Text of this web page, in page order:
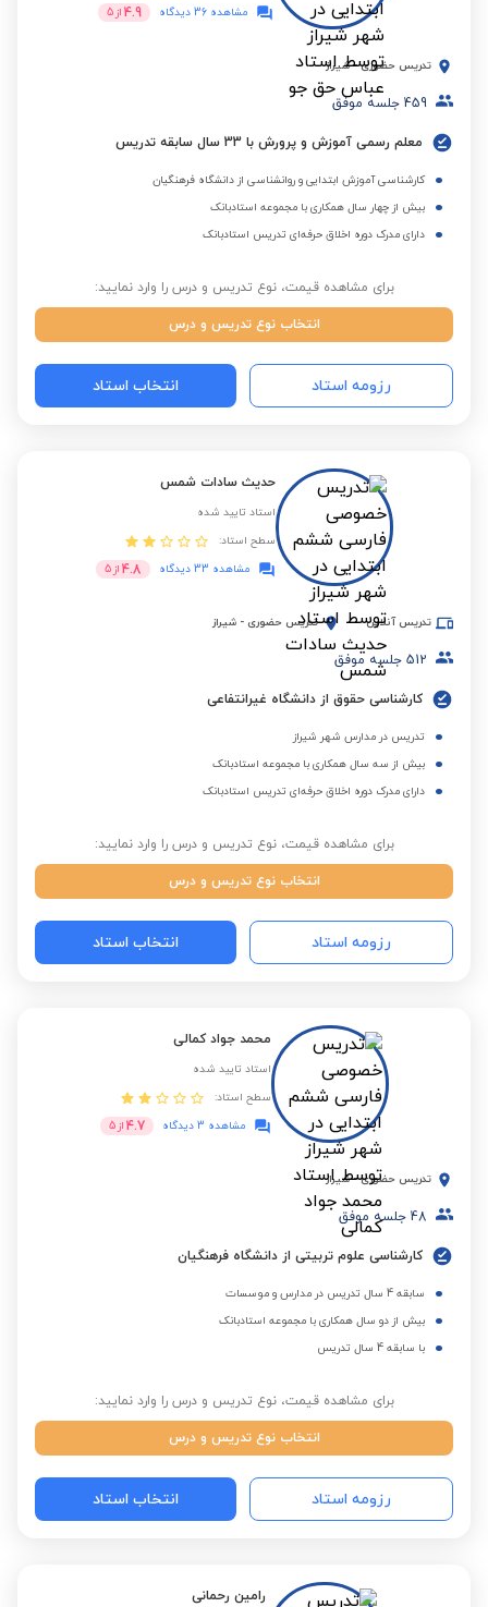
مشاهده 36 دیدگاه
4.9 از 5
تدریس حضوری - شیراز
459 جلسه موفق
معلم رسمی آموزش و پرورش با 33 سال سابقه تدریس
کارشناسی آموزش ابتدایی و روانشناسی از دانشگاه فرهنگیان
بیش از چهار سال همکاری با مجموعه استادبانک
دارای مدرک دوره اخلاق حرفه‌ای تدریس استادبانک
برای مشاهده قیمت، نوع تدریس و درس را وارد نمایید:
انتخاب نوع تدریس و درس
رزومه استاد انتخاب استاد
حدیث سادات شمس
استاد تایید شده
سطح استاد:
مشاهده 33 دیدگاه
4.8 از 5
تدریس آنلاین تدریس حضوری - شیراز
512 جلسه موفق
کارشناسی حقوق از دانشگاه غیرانتفاعی
تدریس در مدارس شهر شیراز
بیش از سه سال همکاری با مجموعه استادبانک
دارای مدرک دوره اخلاق حرفه‌ای تدریس استادبانک
برای مشاهده قیمت، نوع تدریس و درس را وارد نمایید:
انتخاب نوع تدریس و درس
رزومه استاد انتخاب استاد
محمد جواد کمالی
استاد تایید شده
سطح استاد:
مشاهده 3 دیدگاه
4.7 از 5
تدریس حضوری - شیراز
48 جلسه موفق
کارشناسی علوم تربیتی از دانشگاه فرهنگیان
سابقه 4 سال تدریس در مدارس و موسسات
بیش از دو سال همکاری با مجموعه استادبانک
با سابقه 4 سال تدریس
برای مشاهده قیمت، نوع تدریس و درس را وارد نمایید:
انتخاب نوع تدریس و درس
رزومه استاد انتخاب استاد
رامین رحمانی